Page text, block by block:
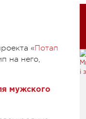
«Потап
на него,
мужского